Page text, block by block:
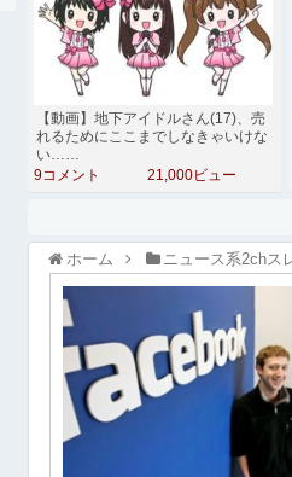
【動画】地下アイドルさん(17)、売
れるためにここまでしなきゃいけな
い……
9コメント
21,000ビュー
ホーム ニュース系2chス